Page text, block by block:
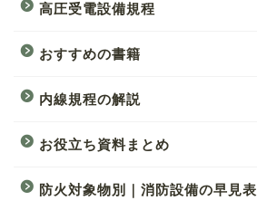
高圧受電設備規程
おすすめの書籍
内線規程の解説
お役立ち資料まとめ
防火対象物別｜消防設備の早見表